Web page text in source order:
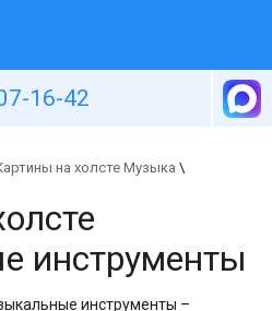
16-42
на холсте Музыка \
инструменты
инструменты –